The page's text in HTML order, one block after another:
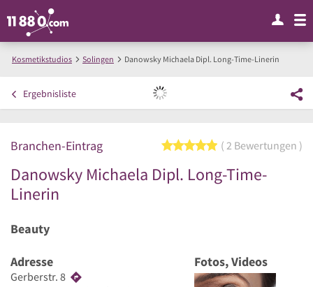
Kosmetikstudios Solingen Danowsky Michaela Dipl. Long-Time-Linerin
Ergebnisliste
Branchen-Eintrag 5 von 5 Sternen
2 Bewertungen
Danowsky Michaela Dipl. Long-Time-
Linerin
Beauty
Adresse
Gerberstr. 8
Fotos, Videos